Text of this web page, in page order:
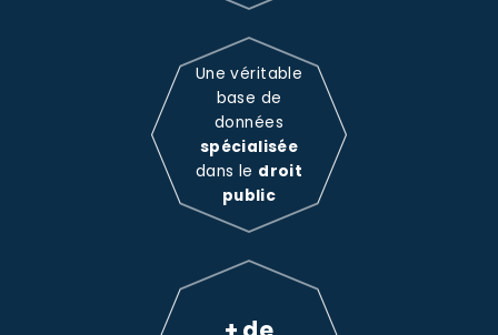
Une véritable
base de
données
spécialisée
dans le droit
public